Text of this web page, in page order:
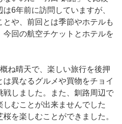
6年前に訪問していますが、
や、前回とは季節やホテルも
回の航空チケットとホテルを
ね晴天で、楽しい旅行を後押
は異なるグルメや買物をチョイ
戦しました。また、釧路周辺で
むことが出来ませんでした
を楽しむことができました。